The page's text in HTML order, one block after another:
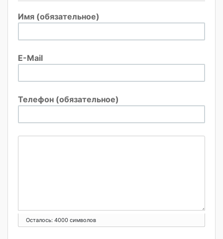
Имя (обязательное)
E-Mail
Телефон (обязательное)
Осталось: 4000 символов